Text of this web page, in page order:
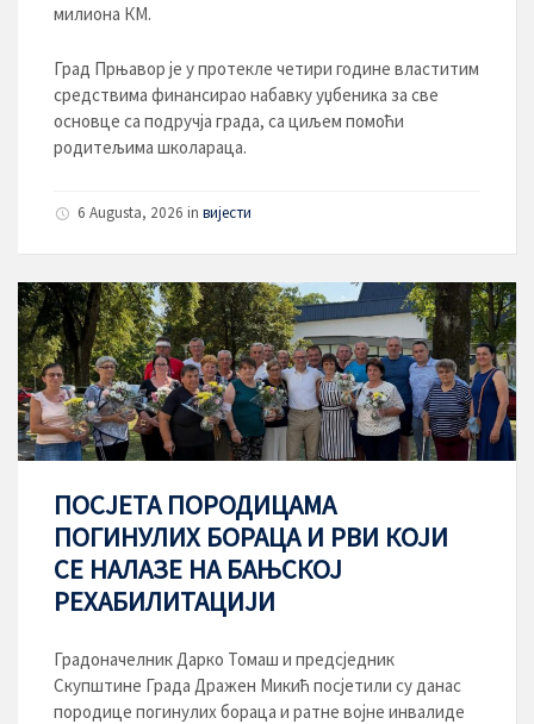
милиона КМ.
Град Прњавор је у протекле четири године властитим
средствима финансирао набавку уџбеника за све
основце са подручја града, са циљем помоћи
родитељима школараца.
6 Augusta, 2026 in вијести
ПОСЈЕТА ПОРОДИЦАМА
ПОГИНУЛИХ БОРАЦА И РВИ КОЈИ
СЕ НАЛАЗЕ НА БАЊСКОЈ
РЕХАБИЛИТАЦИЈИ
Градоначелник Дарко Томаш и предсједник
Скупштине Града Дражен Микић посјетили су данас
породице погинулих бораца и ратне војне инвалиде